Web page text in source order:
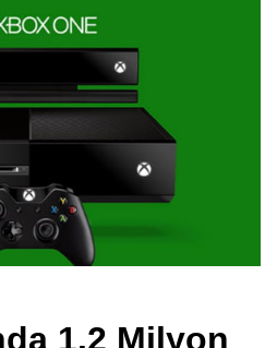
1.2 Milyon